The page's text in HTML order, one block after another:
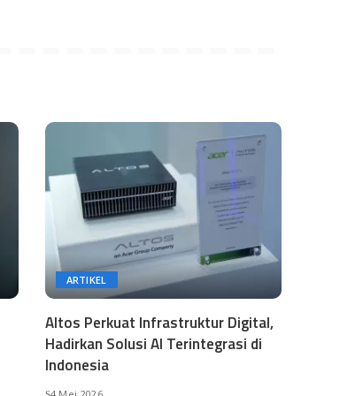
ARTIKEL
Altos Perkuat Infrastruktur Digital,
Hadirkan Solusi AI Terintegrasi di
Indonesia